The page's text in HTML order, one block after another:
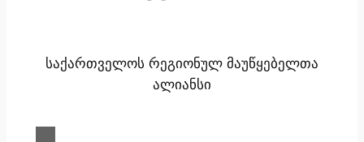
საქართველოს რეგიონულ მაუწყებელთა
ალიანსი